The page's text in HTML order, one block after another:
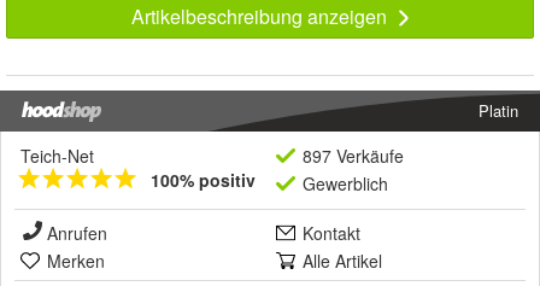
Artikelbeschreibung anzeigen
Platin
Teich-Net
100% positiv
897 Verkäufe
Gewerblich
Anrufen
Kontakt
Merken
Alle Artikel